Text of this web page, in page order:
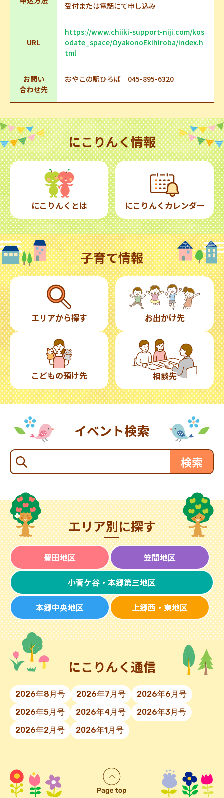
受付または電話にて申し込み
URL
https://www.chiiki-support-niji.com/kos
odate_space/OyakonoEkihiroba/index.h
tml
お問い
合わせ先
おやこの駅ひろば 045-895-6320
にこりんく情報
にこりんくとは にこりんくカレンダー
子育て情報
エリアから探す お出かけ先
こどもの預け先 相談先
イベント検索
エリア別に探す
豊田地区 笠間地区
小菅ケ谷・本郷第三地区
本郷中央地区 上郷西・東地区
にこりんく通信
2026年8月号 2026年7月号
2026年6月号
2026年5月号
2026年4月号
2026年3月号
2026年2月号
2026年1月号